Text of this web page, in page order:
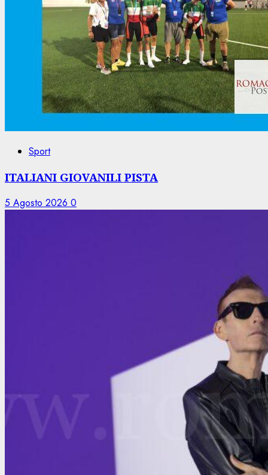
Sport
ITALIANI GIOVANILI PISTA
5 Agosto 2026 0